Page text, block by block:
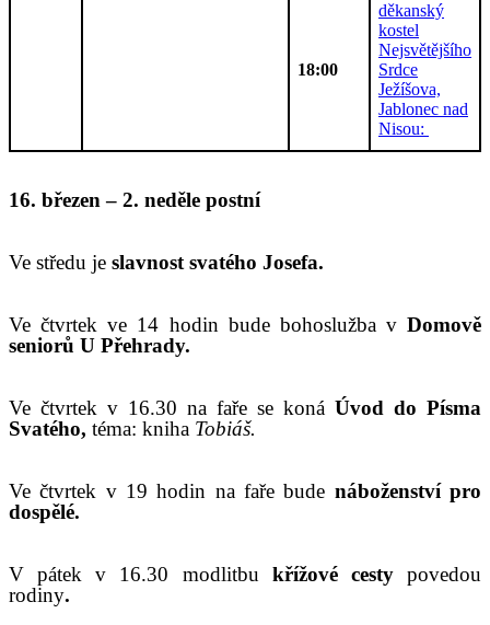
18:00
děkanský
kostel
Nejsvětějšího
Srdce
Ježíšova,
Jablonec nad
Nisou:
16. březen– 2. neděle postní
Ve středu je slavnost svatého Josefa.
Ve čtvrtek ve 14 hodin budebohoslužba v Domově
seniorů U Přehrady.
Ve čtvrtek v 16.30 na faře se koná Úvod do Písma
Svatého, téma: kniha Tobiáš.
Ve čtvrtek v 19 hodin na faře bude náboženství pro
dospělé.
V pátek v 16.30 modlitbu křížovécestypovedou
rodiny.